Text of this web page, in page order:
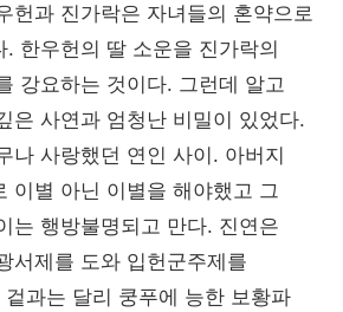
헌과 진가락은 자녀들의 혼약으로
. 한우헌의 딸 소운을 진가락의
강요하는 것이다. 그런데 알고
은 사연과 엄청난 비밀이 있었다.
나 사랑했던 연인 사이. 아버지
이별 아닌 이별을 해야했고 그
는 행방불명되고 만다. 진연은
서제를 도와 입헌군주제를
과는 달리 쿵푸에 능한 보황파